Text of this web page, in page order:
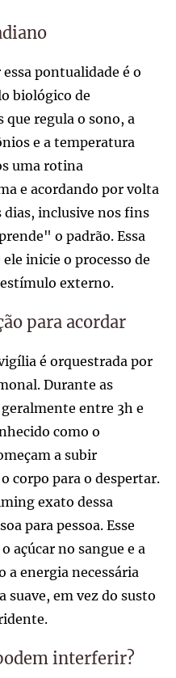
pontualidade é o
biológico de
regula o sono, a
e a temperatura
uma rotina
e acordando por volta
inclusive nos fins
o padrão. Essa
inicie o processo de
externo.
para acordar
é orquestrada por
Durante as
entre 3h e
como o
a subir
corpo para o despertar.
exato dessa
para pessoa. Esse
açúcar no sangue e a
a energia necessária
suave, em vez do susto
interferir?